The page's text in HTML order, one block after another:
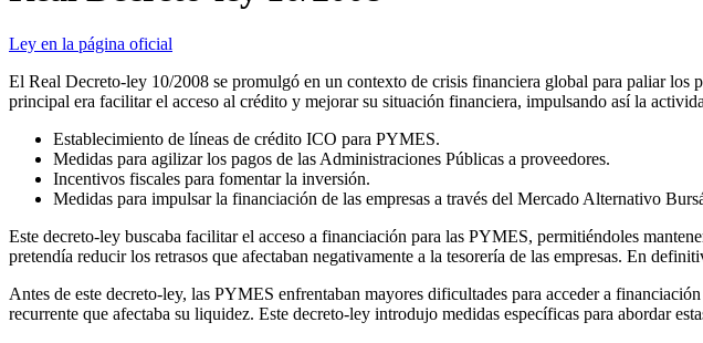
Ley en la página oficial
El Real Decreto-ley 10/2008 se promulgó en un contexto de crisis financiera global para paliar los
principal era facilitar el acceso al crédito y mejorar su situación financiera, impulsando así la
Establecimiento de líneas de crédito ICO para PYMES.
Medidas para agilizar los pagos de las Administraciones Públicas a proveedores.
Incentivos fiscales para fomentar la inversión.
Medidas para impulsar la financiación de las empresas a través del Mercado Alternativo
Este decreto-ley buscaba facilitar el acceso a financiación para las PYMES, permitiéndoles
pretendía reducir los retrasos que afectaban negativamente a la tesorería de las empresas. En
Antes de este decreto-ley, las PYMES enfrentaban mayores dificultades para acceder a
recurrente que afectaba su liquidez. Este decreto-ley introdujo medidas específicas para abordar